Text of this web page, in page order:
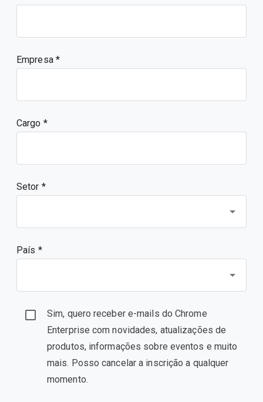
Empresa
Cargo
Setor *
País *
Sim, quero receber e-mails do Chrome
Enterprise com novidades, atualizações de
produtos, informações sobre eventos e muito
mais. Posso cancelar a inscrição a qualquer
momento.